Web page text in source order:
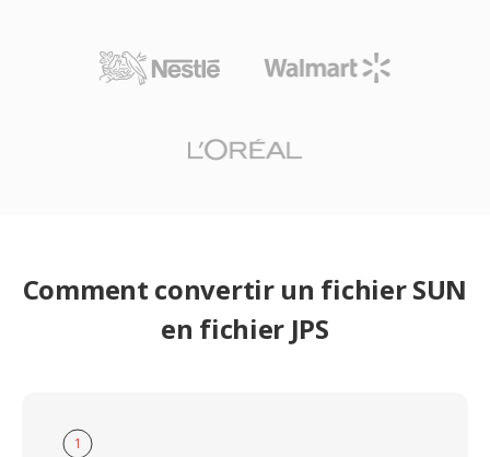
Comment convertir un fichier SUN
en fichier JPS
1